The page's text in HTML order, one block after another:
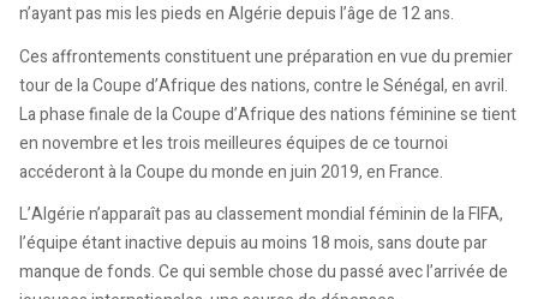
n’ayant pas mis les pieds en Algérie depuis l’âge de 12 ans.
Ces affrontements constituent une préparation en vue du premier
tour de la Coupe d’Afrique des nations, contre le Sénégal, en avril.
La phase finale de la Coupe d’Afrique des nations féminine se tient
en novembre et les trois meilleures équipes de ce tournoi
accéderont à la Coupe du monde en juin 2019, en France.
L’Algérie n’apparaît pas au classement mondial féminin de la FIFA,
l’équipe étant inactive depuis au moins 18 mois, sans doute par
manque de fonds. Ce qui semble chose du passé avec l’arrivée de